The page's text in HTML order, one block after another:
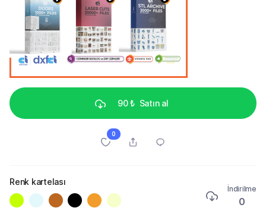
90 ₺ Satın al
0
Renk kartelası
İndirilme
0